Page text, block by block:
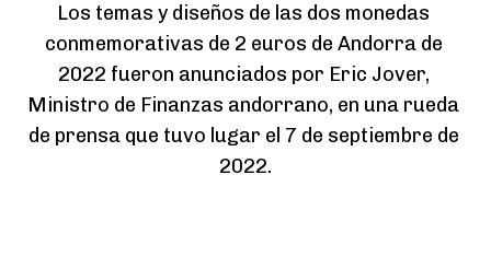
Los temas y diseños de las dos monedas
conmemorativas de 2 euros de Andorra de
2022 fueron anunciados por Eric Jover,
Ministro de Finanzas andorrano, en una rueda
de prensa que tuvo lugar el 7 de septiembre de
2022.